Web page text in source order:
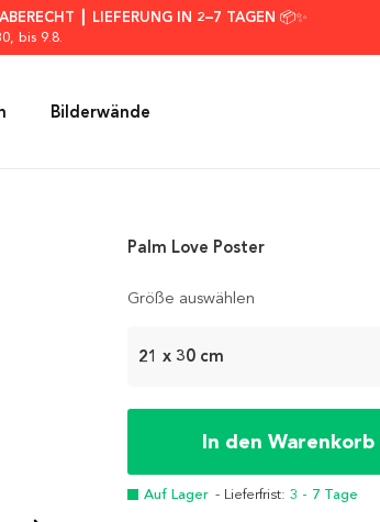
┃ LIEFERUNG IN 2–7 TAGEN 📦✨
, bis 9.8.
Bilderwände
Größe auswählen
21 x 30 cm
In den Warenkorb
Auf Lager - Lieferfrist: 3 - 7 Tage
Palm Love Poster